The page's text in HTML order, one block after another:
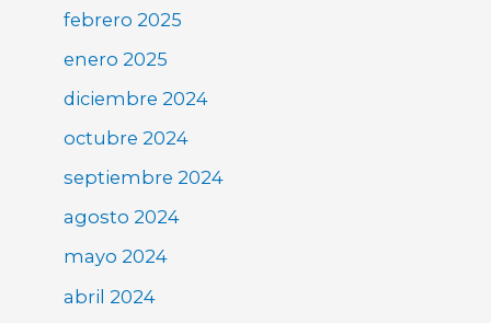
febrero 2025
enero 2025
diciembre 2024
octubre 2024
septiembre 2024
agosto 2024
mayo 2024
abril 2024